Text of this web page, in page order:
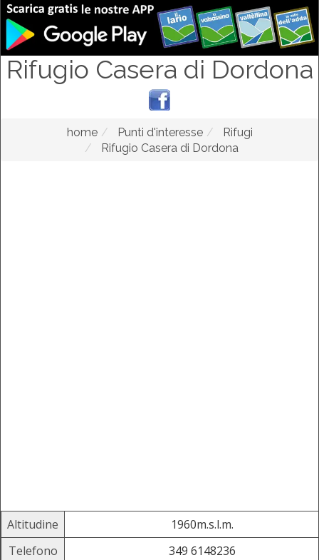
Rifugio Casera di Dordona
home Punti d'interesse
Rifugi
Rifugio Casera di Dordona
Altitudine
1960m.s.l.m.
Telefono
349 6148236